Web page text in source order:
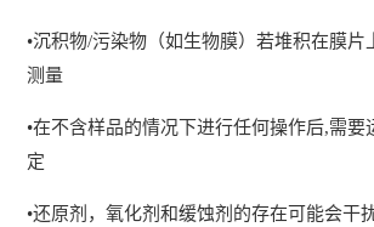
•沉积物/污染物（如生物膜）若堆积在膜片
测量
•在不含样品的情况下进行任何操作后,需要
定
•还原剂，氧化剂和缓蚀剂的存在可能会干